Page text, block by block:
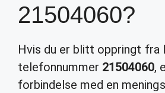
21504060?
Hvis du er blitt oppringt fra
telefonnummer 21504060,
forbindelse med en